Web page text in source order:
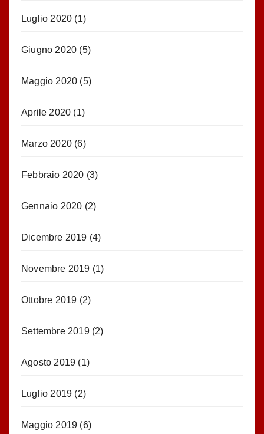
Luglio 2020 (1)
Giugno 2020 (5)
Maggio 2020 (5)
Aprile 2020 (1)
Marzo 2020 (6)
Febbraio 2020 (3)
Gennaio 2020 (2)
Dicembre 2019 (4)
Novembre 2019 (1)
Ottobre 2019 (2)
Settembre 2019(2)
Agosto 2019 (1)
Luglio 2019 (2)
Maggio 2019 (6)